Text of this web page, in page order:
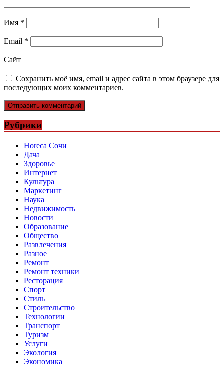
Имя *
Email *
Сайт
Сохранить моё имя, email и адрес сайта в этом браузере для
последующих моих комментариев.
Рубрики
Horeca Сочи
Дача
Здоровье
Интернет
Культура
Маркетинг
Наука
Недвижимость
Новости
Образование
Общество
Развлечения
Разное
Ремонт
Ремонт техники
Ресторация
Спорт
Стиль
Строительство
Технологии
Транспорт
Туризм
Услуги
Экология
Экономика